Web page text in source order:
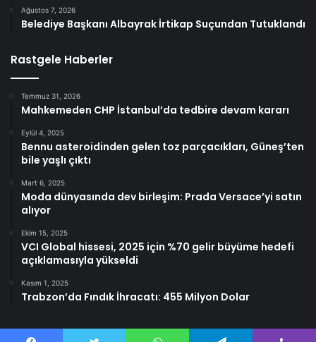
Ağustos 7, 2026
Belediye Başkanı Albayrak İrtikap Suçundan Tutuklandı
Rastgele Haberler
Temmuz 31, 2026
Mahkemeden CHP İstanbul’da tedbire devam kararı
Eylül 4, 2025
Bennu asteroidinden gelen toz parçacıkları, Güneş’ten
bile yaşlı çıktı
Mart 6, 2025
Moda dünyasında dev birleşim: Prada Versace’yi satın
alıyor
Ekim 15, 2025
VCI Global hissesi, 2025 için %70 gelir büyüme hedefi
açıklamasıyla yükseldi
Kasım 1, 2025
Trabzon’da Fındık İhracatı: 455 Milyon Dolar